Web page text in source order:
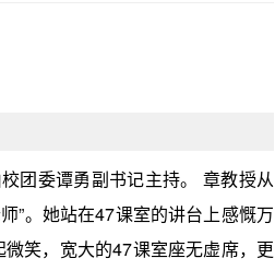
团委谭勇副书记主持。 章教授从
”。她站在47课室的讲台上感慨万
笑，宽大的47课室座无虚席，更